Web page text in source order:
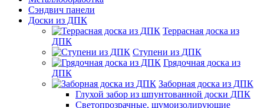
Сэндвич панели
Доски из ДПК
Террасная доска из
ДПК
Ступени из ДПК
Грядочная доска из
ДПК
Заборная доска из ДПК
Глухой забор из шпунтованной доски ДПК
Светопрозрачные, шумоизолирующие